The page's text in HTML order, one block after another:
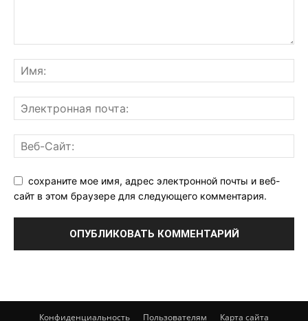
сохраните мое имя, адрес электронной почты и веб-
сайт в этом браузере для следующего комментария.
Конфиденциальность Пользователям Карта сайта